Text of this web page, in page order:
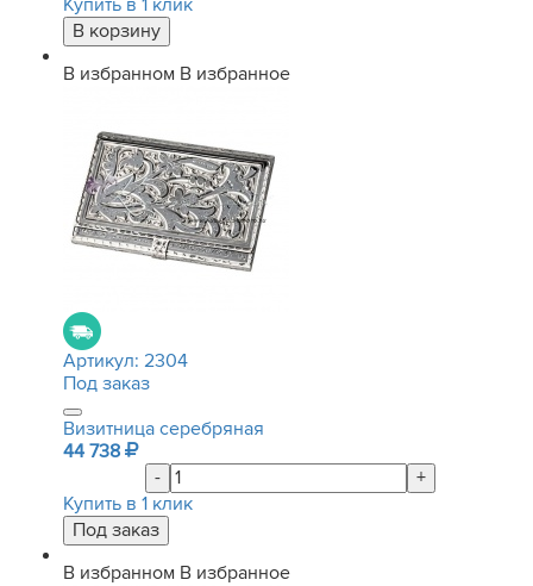
Купить в 1 клик
В избранном В избранное
Артикул: 2304
Под заказ
Визитница серебряная
44 738
-
+
Купить в 1 клик
В избранном В избранное